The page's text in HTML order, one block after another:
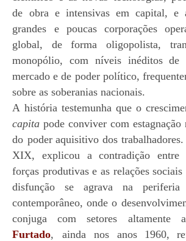
de obra e intensivas em capital, e
grandes e poucas corporações
global, de forma oligopolista,
monopólio, com níveis inéditos de
mercado e de poder político,
sobre as soberanias nacionais.
A história testemunha que o
capita pode conviver com
do poder aquisitivo dos
XIX, explicou a contradição entre
forças produtivas e as relações
disfunção se agrava na periferia
contemporâneo, onde o
conjuga com setores altamente
Furtado, ainda nos anos 1960,